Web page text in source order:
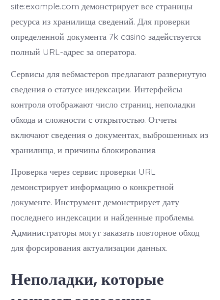
site:example.com демонстрирует все страницы
ресурса из хранилища сведений. Для проверки
определенной документа 7k casino задействуется
полный URL-адрес за оператора.
Сервисы для вебмастеров предлагают развернутую
сведения о статусе индексации. Интерфейсы
контроля отображают число страниц, неполадки
обхода и сложности с открытостью. Отчеты
включают сведения о документах, выброшенных из
хранилища, и причины блокирования.
Проверка через сервис проверки URL
демонстрирует информацию о конкретной
документе. Инструмент демонстрирует дату
последнего индексации и найденные проблемы.
Администраторы могут заказать повторное обход
для форсирования актуализации данных.
Неполадки, которые